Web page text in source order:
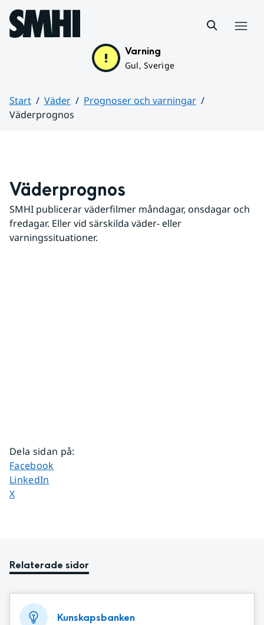
Hoppa till sidans innehåll
Varning
Gul, Sverige
Start Väder
Prognoser och varningar
Väderprognos
Väderprognos
SMHI publicerar väderfilmer måndagar, onsdagar och
fredagar. Eller vid särskilda väder- eller
varningssituationer.
Dela sidan på:
Dela sidan på
Facebook
Dela sidan på
LinkedIn
Dela sidan på
X
Relaterade sidor
Kunskapsbanken